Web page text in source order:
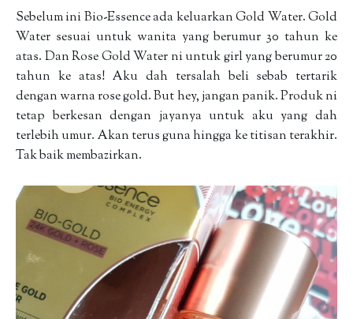
Sebelum ini Bio-Essence ada keluarkan Gold Water. Gold
Water sesuai untuk wanita yang berumur 30 tahun ke
atas. Dan Rose Gold Water ni untuk girl yang berumur 20
tahun ke atas! Aku dah tersalah beli sebab tertarik
dengan warna rose gold. But hey, jangan panik. Produk ni
tetap berkesan dengan jayanya untuk aku yang dah
terlebih umur. Akan terus guna hingga ke titisan terakhir.
Tak baik membazirkan.